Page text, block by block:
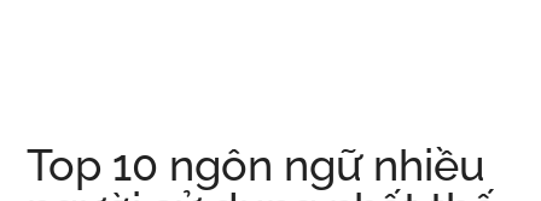
Top 10 ngôn ngữ nhiều